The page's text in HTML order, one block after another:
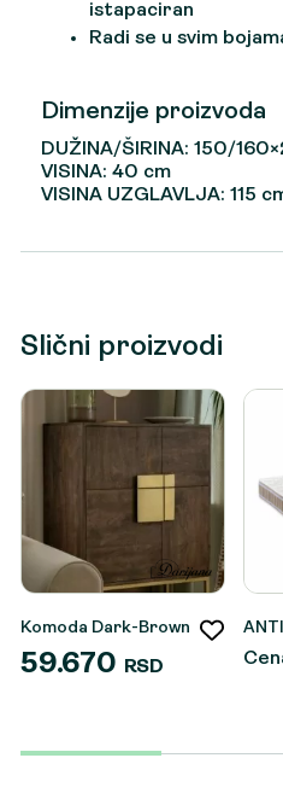
istapaciran
Radi se u svim
Dimenzije proizvoda
DUŽINA/ŠIRINA: 150/
VISINA: 40 cm
VISINA UZGLAVLJA: 115
Slični proizvodi
Komoda Dark-Brown
59.670 RSD